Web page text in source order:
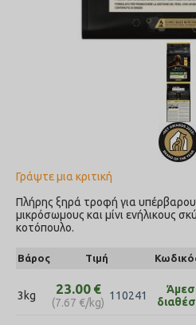
Γράψτε μια κριτική
Πλήρης ξηρά τροφή για
μικρόσωμους και μίνι ενήλικους
κοτόπουλο.
Βάρος Τιμή
3kg 23.00 €
(7.67 €/kg)
110241